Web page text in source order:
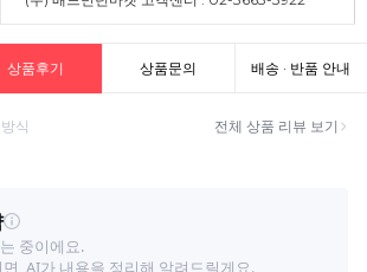
상품후기 상품문의 배송 · 반품 안내